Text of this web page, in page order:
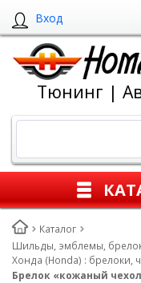
Вход
Тюнинг |
Каталог
Шильды, эмблемы,
Хонда (Honda) : брелоки,
Брелок «кожаный